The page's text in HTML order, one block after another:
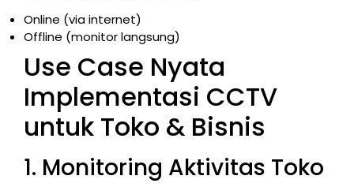
Online (via internet)
Offline (monitor langsung)
Use Case Nyata
Implementasi CCTV
untuk Toko & Bisnis
1. Monitoring Aktivitas Toko